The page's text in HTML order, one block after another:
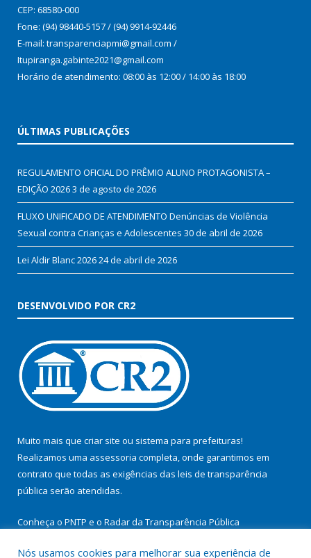
CEP: 68580-000
Fone: (94) 98440-5157 / (94) 9914-92446
E-mail: transparenciapmi@gmail.com /
Itupiranga.gabinte2021@gmail.com
Horário de atendimento: 08:00 às 12:00 / 14:00 às 18:00
ÚLTIMAS PUBLICAÇÕES
REGULAMENTO OFICIAL DO PRÊMIO ALUNO PROTAGONISTA –
EDIÇÃO 20263 de agosto de 2026
FLUXO UNIFICADO DE ATENDIMENTO Denúncias de Violência
Sexual contra Crianças e Adolescentes 30 de abril de 2026
Lei Aldir Blanc 202624 de abril de 2026
DESENVOLVIDO POR CR2
Muito mais que criar site ou sistema para prefeituras!
Realizamos uma assessoria completa, onde garantimos em
contrato que todas as exigências das leis de transparência
pública serão atendidas.
Conheça o PNTP e o Radar da Transparência Pública
Nós usamos cookies para melhorar sua experiência de